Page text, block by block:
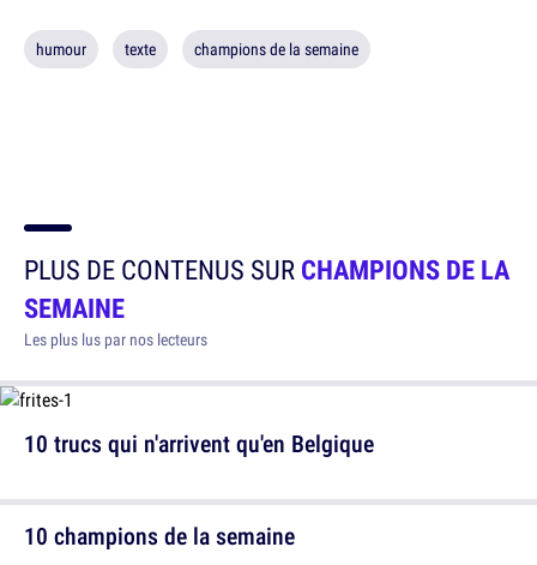
humour texte champions de la semaine
PLUS DE CONTENUS SURCHAMPIONS DE LA
SEMAINE
Les plus lus par nos lecteurs
10 trucs qui n'arrivent qu'en Belgique
10 champions de la semaine